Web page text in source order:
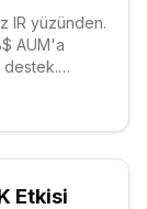
IR yüzünden.
AUM'a
destek.
Etkisi